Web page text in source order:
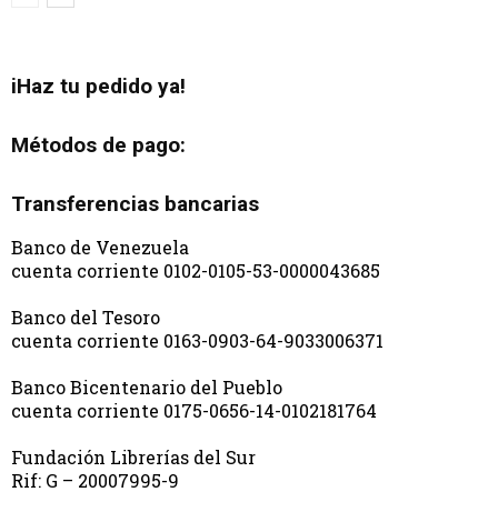
iHaz tu pedido ya!
Métodos de pago:
Transferencias bancarias
Banco de Venezuela
cuenta corriente 0102-0105-53-0000043685
Banco del Tesoro
cuenta corriente 0163-0903-64-9033006371
Banco Bicentenario del Pueblo
cuenta corriente 0175-0656-14-0102181764
Fundación Librerías del Sur
Rif: G – 20007995-9